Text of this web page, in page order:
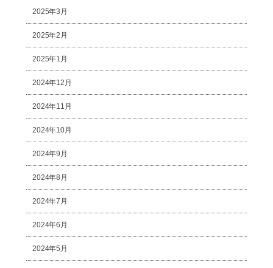
2025年3月
2025年2月
2025年1月
2024年12月
2024年11月
2024年10月
2024年9月
2024年8月
2024年7月
2024年6月
2024年5月